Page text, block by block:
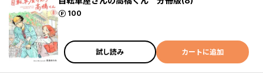
100
ポイント
試し読み カートに追加